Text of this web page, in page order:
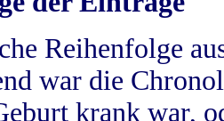
Reihenfolge
war die
krank war,